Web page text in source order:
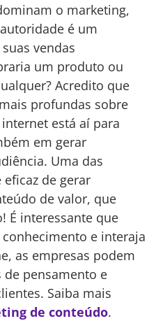
o marketing,
é um
vendas
um produto ou
Acredito que
profundas sobre
está aí para
em gerar
Uma das
de gerar
de valor, que
É interessante que
e interaja
as empresas podem
de pensamento e
Saiba mais
de conteúdo.